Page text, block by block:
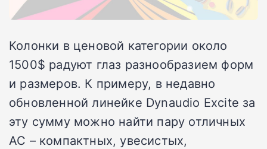
Колонки в ценовой категории около
1500$ радуют глаз разнообразием форм
и размеров. К примеру, в недавно
обновленной линейке Dynaudio Excite за
эту сумму можно найти пару отличных
АС – компактных, увесистых,